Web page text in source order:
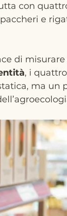
con
e
di
, i
ma un